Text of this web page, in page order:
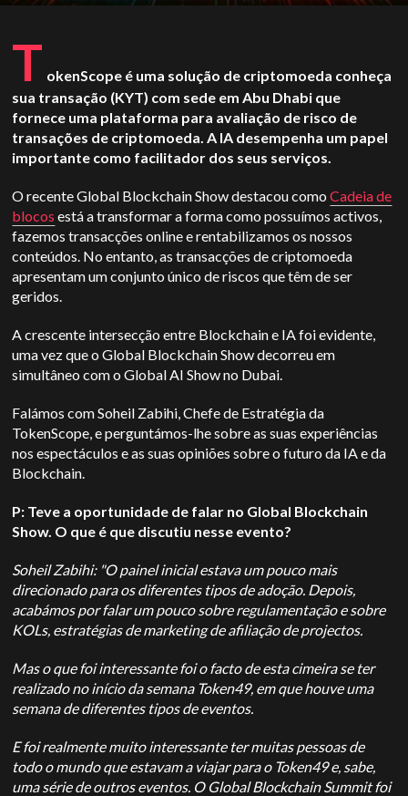
T okenScope é uma solução de criptomoeda conheça
sua transação (KYT) com sede em Abu Dhabi que
fornece uma plataforma para avaliação de risco de
transações de criptomoeda. A IA desempenha um papel
importante como facilitador dos seus serviços.
O recente Global Blockchain Show destacou comoCadeia de
blocos está a transformar a forma como possuímos activos,
fazemos transacções online e rentabilizamos os nossos
conteúdos. No entanto, as transacções de criptomoeda
apresentam um conjunto único de riscos que têm de ser
geridos.
A crescente intersecção entre Blockchain e IA foi evidente,
uma vez que o Global Blockchain Show decorreu em
simultâneo com o Global AI Show no Dubai.
Falámos com Soheil Zabihi, Chefe de Estratégia da
TokenScope, e perguntámos-lhe sobre as suas experiências
nos espectáculos e as suas opiniões sobre o futuro da IA e da
Blockchain.
P: Teve a oportunidade de falar no Global Blockchain
Show. O que é que discutiu nesse evento?
Soheil Zabihi: "O painel inicial estava um pouco mais
direcionado para os diferentes tipos de adoção. Depois,
acabámos por falar um pouco sobre regulamentação e sobre
KOLs, estratégias de marketing de afiliação de projectos.
Mas o que foi interessante foi o facto de esta cimeira se ter
realizado no início da semana Token49, em que houve uma
semana de diferentes tipos de eventos.
E foi realmente muito interessante ter muitas pessoas de
todo o mundo que estavam a viajar para o Token49 e, sabe,
uma série de outros eventos. O Global Blockchain Summit foi